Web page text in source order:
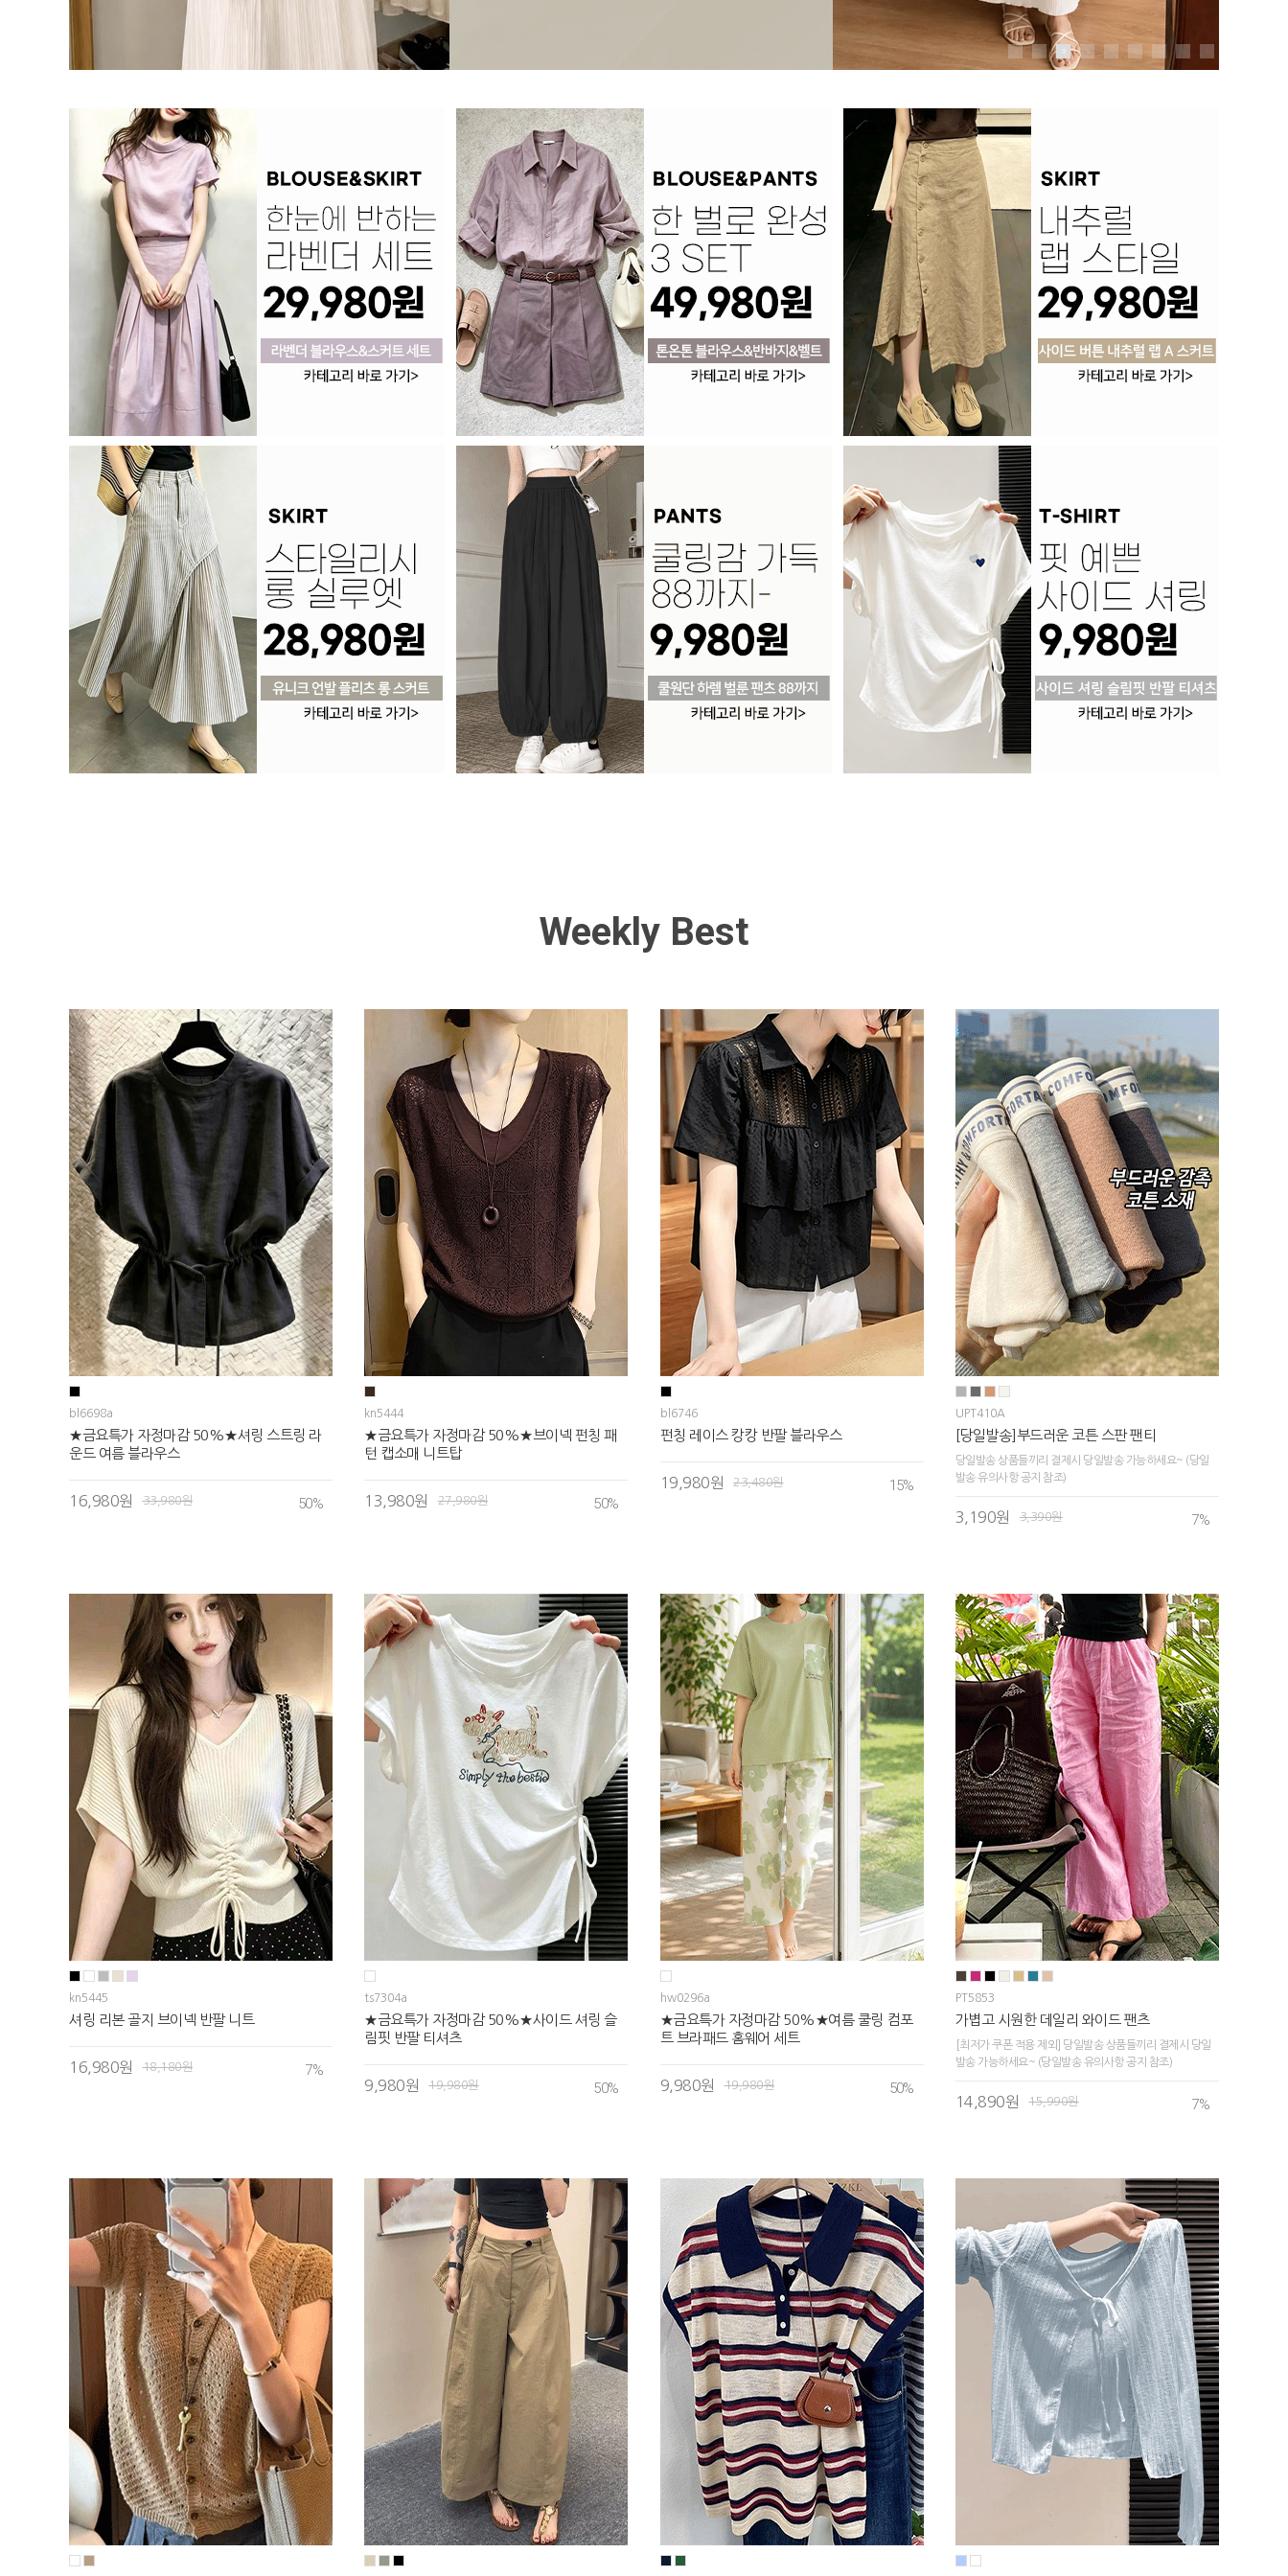
Weekly Best
bl6698a
★금요특가 자정마감 50%★셔링 스트링 라
운드 여름 블라우스
16,980원 33,980원 50%
kn5444
★금요특가 자정마감 50%★브이넥 펀칭 패
턴 캡소매 니트탑
13,980원 27,980원 50%
bl6746
펀칭 레이스 캉캉 반팔 블라우스
19,980원 23,480원 15%
UPT410A
[당일발송]부드러운 코튼 스판 팬티
당일발송 상품들끼리 결제시 당일발송 가능하세요~ (당일
발송 유의사항 공지 참조)
3,190원 3,390원 7%
kn5445
셔링 리본 골지 브이넥 반팔 니트
16,980원 18,180원 7%
ts7304a
★금요특가 자정마감 50%★사이드 셔링 슬
림핏 반팔 티셔츠
9,980원 19,980원 50%
hw0296a
★금요특가 자정마감 50%★여름 쿨링 컴포
트 브라패드 홈웨어 세트
9,980원 19,980원 50%
PT5853
가볍고 시원한 데일리 와이드 팬츠
[최저가 쿠폰 적용 제외] 당일발송 상품들끼리 결제시 당일
발송 가능하세요~ (당일발송 유의사항 공지 참조)
14,890원 15,990원 7%